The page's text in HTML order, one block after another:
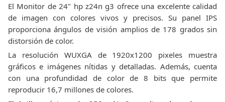
El Monitor de 24" hp z24n g3 ofrece una excelente calidad
de imagen con colores vivos y precisos. Su panel IPS
proporciona ángulos de visión amplios de 178 grados sin
distorsión de color.
La resolución WUXGA de 1920x1200 pixeles muestra
gráficos e imágenes nítidas y detalladas. Además, cuenta
con una profundidad de color de 8 bits que permite
reproducir 16,7 millones de colores.